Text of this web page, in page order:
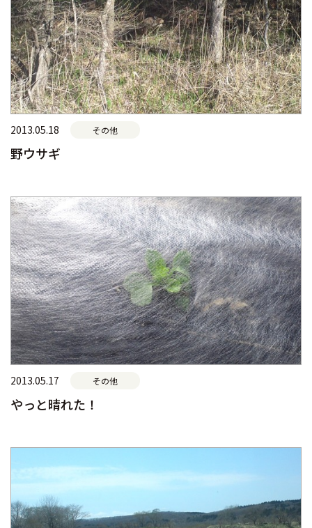
2013.05.18 その他
野ウサギ
2013.05.17 その他
やっと晴れた！